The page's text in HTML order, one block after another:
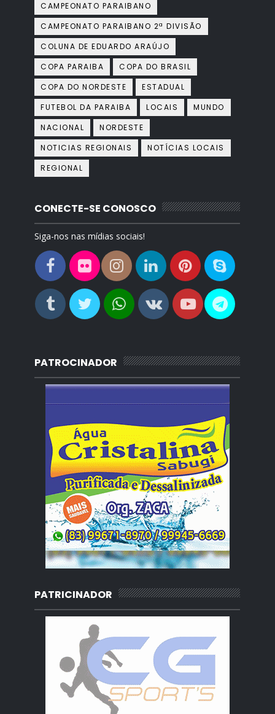
CAMPEONATO PARAIBANO
CAMPEONATO PARAIBANO 2ª DIVISÃO
COLUNA DE EDUARDO ARAÚJO
COPA PARAIBA
COPA DO BRASIL
COPA DO NORDESTE
ESTADUAL
FUTEBOL DA PARAIBA
LOCAIS
MUNDO
NACIONAL
NORDESTE
NOTICIAS REGIONAIS
NOTÍCIAS LOCAIS
REGIONAL
CONECTE-SE CONOSCO
Siga-nos nas mídias sociais!
PATROCINADOR
PATRICINADOR